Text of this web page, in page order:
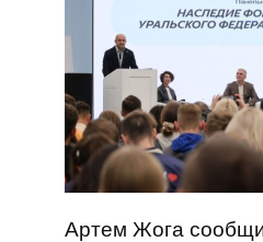
Артем Жога